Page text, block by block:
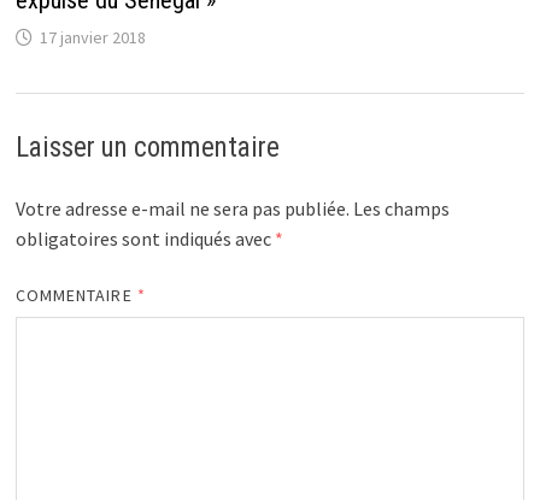
17 janvier 2018
Laisser un commentaire
Votre adresse e-mail ne sera pas publiée. Les champs
obligatoires sont indiqués avec *
COMMENTAIRE *